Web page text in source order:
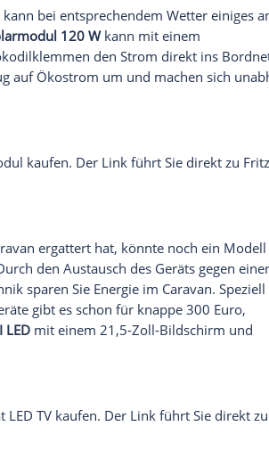
diesem Zweck kompletteSolar-
Montage sind Komplett-Sets mit
haben, wie beispielsweise der
von unserer Redaktion eingebundenen
Klick anzeigen lassen und auch wieder
Inhalte angezeigt werden. Damit
Mehr dazu in unseren
kann bei entsprechendem
Solarmodul 120 Wkann mit
Krokodilklemmen den
Fahrzeug auf Ökostrom um und